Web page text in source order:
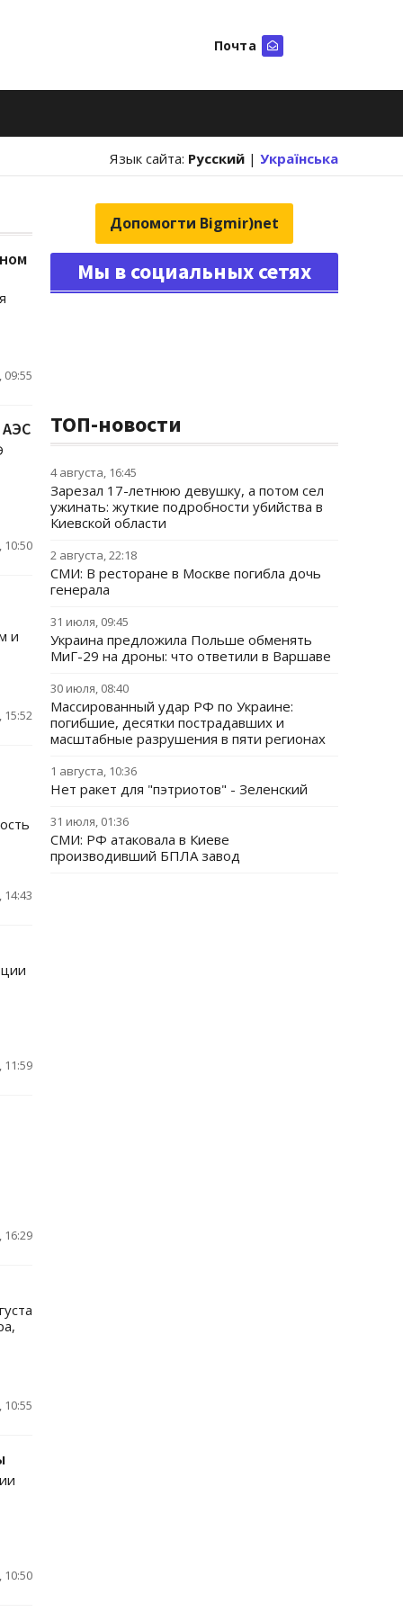
Почта
Язык сайта: Русский | Українська
АЭС
10:50
и
15:52
14:43
11:59
16:29
10:55
10:50
Допомогти Bigmir)net
Мы в социальных сетях
ТОП-новости
4 августа, 16:45
Зарезал 17-летнюю девушку, а потом сел
ужинать: жуткие подробности убийства в
Киевской области
2 августа, 22:18
СМИ: В ресторане в Москве погибла дочь
генерала
31 июля, 09:45
Украина предложила Польше обменять
МиГ-29 на дроны: что ответили в Варшаве
30 июля, 08:40
Массированный удар РФ по Украине:
погибшие, десятки пострадавших и
масштабные разрушения в пяти регионах
1 августа, 10:36
Нет ракет для "пэтриотов" - Зеленский
31 июля, 01:36
СМИ: РФ атаковала в Киеве
производивший БПЛА завод